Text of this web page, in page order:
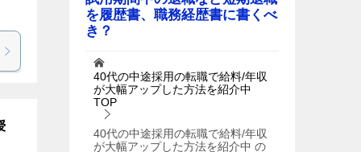
40代の中途採用の転職で給料/年収
が大幅アップした方法を紹介中
TOP
40代の中途採用の転職で給料/年収
が大幅アップした方法を紹介中 の